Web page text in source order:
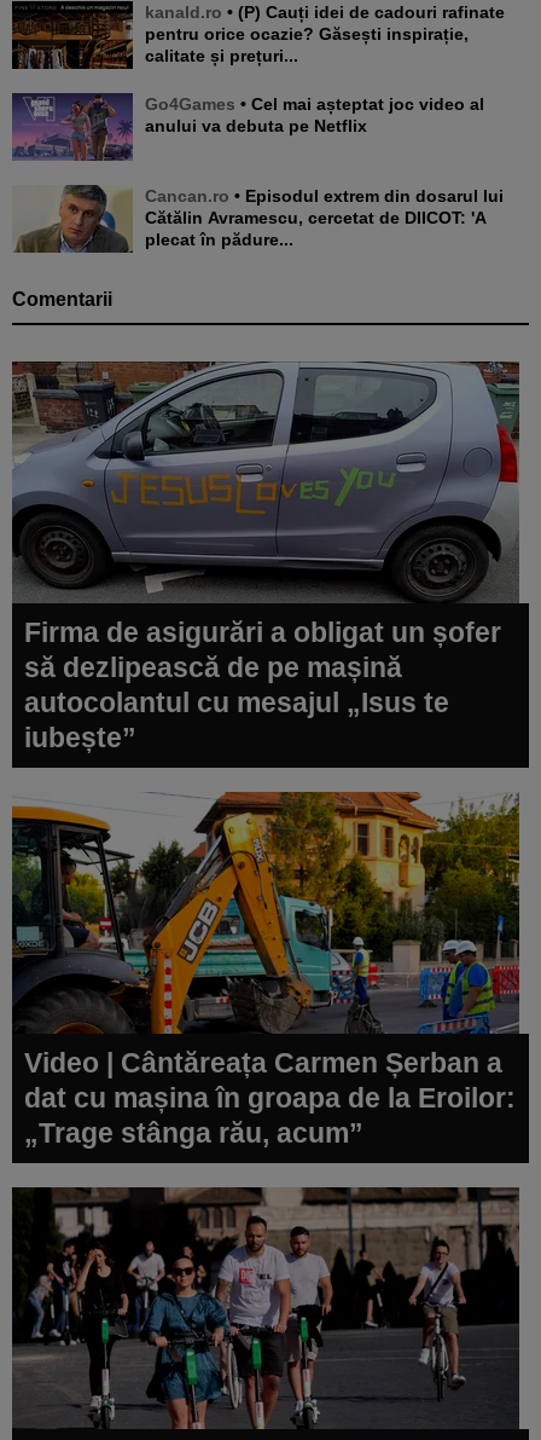
kanald.ro • (P) Cauți idei de cadouri rafinate
pentru orice ocazie? Găsești inspirație,
calitate și prețuri...
Go4Games • Cel mai așteptat joc video al
anului va debuta pe Netflix
Cancan.ro • Episodul extrem din dosarul lui
Cătălin Avramescu, cercetat de DIICOT: 'A
plecat în pădure...
Comentarii
Firma de asigurări a obligat un șofer
să dezlipească de pe mașină
autocolantul cu mesajul „Isus te
iubește”
Video | Cântăreața Carmen Șerban a
dat cu mașina în groapa de la Eroilor:
„Trage stânga rău, acum”